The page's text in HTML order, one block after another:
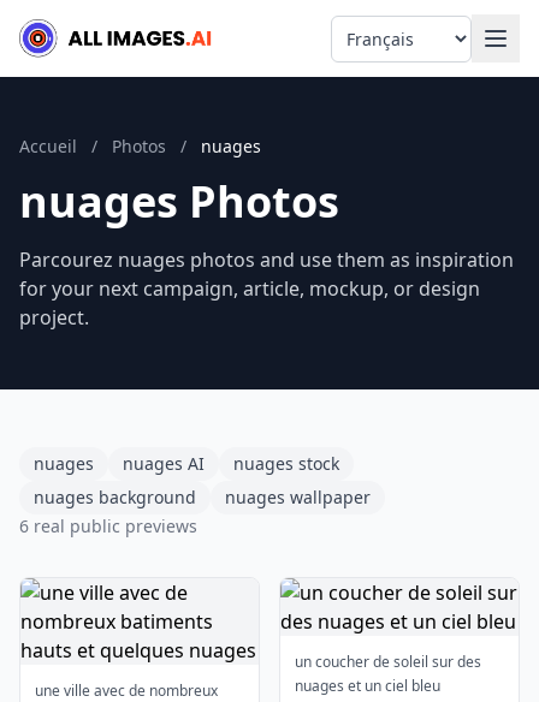
Language
Accueil / Photos / nuages
nuages Photos
Parcourez nuages photos and use them as inspiration
for your next campaign, article, mockup, or design
project.
nuages nuages AI
nuages stock
nuages background
nuages wallpaper
6 real public previews
une ville avec de nombreux
un coucher de soleil sur des
nuages ​​et un ciel bleu